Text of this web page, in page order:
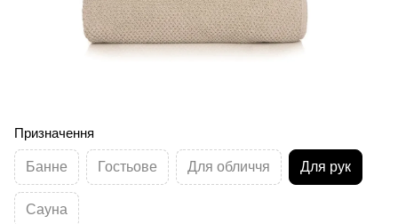
Призначення
Банне Гостьове Для обличчя Для рук
Сауна